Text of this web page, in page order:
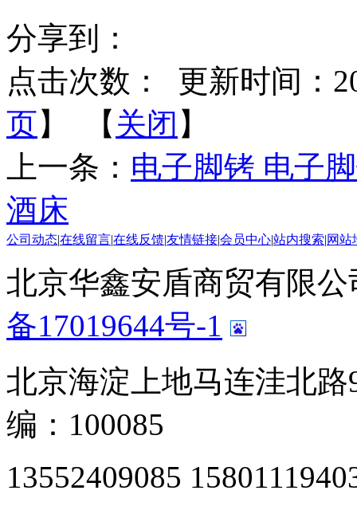
分享到：
点击次数：
更新时间：
页】 【 关闭 】
上一条： 电子脚铐 电子
酒床
公司动态|在线留言|在线反馈|友情链接|会员中心|站内搜索|网站
北京华鑫安盾商贸有限
备17019644号-1
北京海淀上地马连洼北
编：100085
13552409085